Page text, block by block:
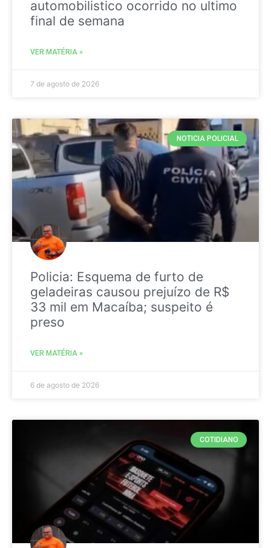
automobilistico ocorrido no ultimo
final de semana
VER MATÉRIA »
7 de agosto de 2026
NOTICIA POLICIAL
Policia: Esquema de furto de
geladeiras causou prejuízo de R$
33 mil em Macaíba; suspeito é
preso
VER MATÉRIA »
6 de agosto de 2026
COTIDIANO